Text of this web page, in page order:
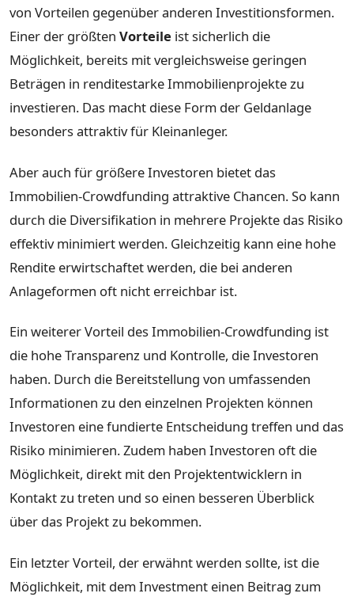
von Vorteilen gegenüber anderen Investitionsformen.
Einer der größten Vorteile ist sicherlich die
Möglichkeit, bereits mit vergleichsweise geringen
Beträgen in renditestarke Immobilienprojekte zu
investieren. Das macht diese Form der Geldanlage
besonders attraktiv für Kleinanleger.
Aber auch für größere Investoren bietet das
Immobilien-Crowdfunding attraktive Chancen. So kann
durch die Diversifikation in mehrere Projekte das Risiko
effektiv minimiert werden. Gleichzeitig kann eine hohe
Rendite erwirtschaftet werden, die bei anderen
Anlageformen oft nicht erreichbar ist.
Ein weiterer Vorteil des Immobilien-Crowdfunding ist
die hohe Transparenz und Kontrolle, die Investoren
haben. Durch die Bereitstellung von umfassenden
Informationen zu den einzelnen Projekten können
Investoren eine fundierte Entscheidung treffen und das
Risiko minimieren. Zudem haben Investoren oft die
Möglichkeit, direkt mit den Projektentwicklern in
Kontakt zu treten und so einen besseren Überblick
über das Projekt zu bekommen.
Ein letzter Vorteil, der erwähnt werden sollte, ist die
Möglichkeit, mit dem Investment einen Beitrag zum